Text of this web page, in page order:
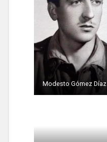
Modesto Gómez Díaz